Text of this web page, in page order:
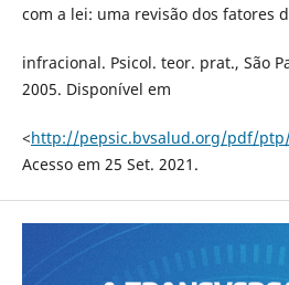
com a lei: uma revisão dos fatores
infracional. Psicol. teor. prat., São
2005. Disponível em
<http://pepsic.bvsalud.org/pdf/
Acesso em 25 Set. 2021.